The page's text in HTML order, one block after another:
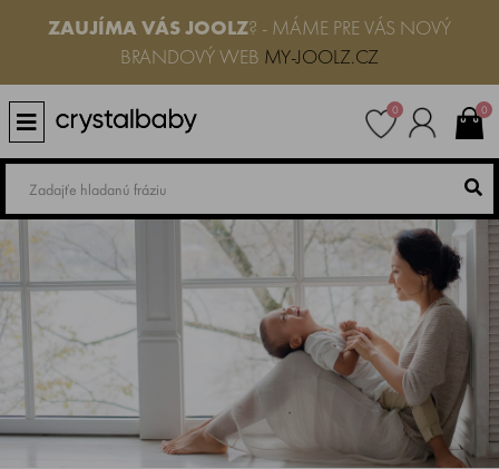
ZAUJÍMA VÁSJOOLZ? - MÁME PRE VÁS NOVÝ
BRANDOVÝ WEB MY-JOOLZ.CZ
0 0